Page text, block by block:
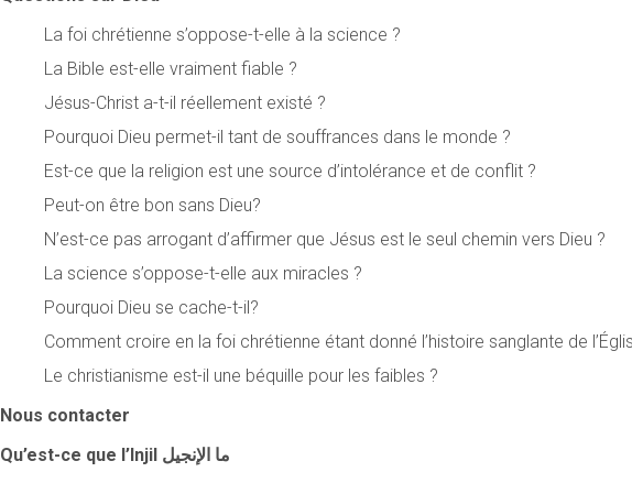
La foi chrétienne s’oppose-t-elle à la science ?
La Bible est-elle vraiment fiable ?
Jésus-Christ a-t-il réellement existé ?
Pourquoi Dieu permet-il tant de souffrances dans le monde ?
Est-ce que la religion est une source d’intolérance et de conflit ?
Peut-on être bon sans Dieu?
N’est-ce pas arrogant d’affirmer que Jésus est le seul chemin vers Dieu ?
La science s’oppose-t-elle aux miracles ?
Pourquoi Dieu se cache-t-il?
Comment croire en la foi chrétienne étant donné l’histoire sanglante de
Le christianisme est-il une béquille pour les faibles ?
Nous contacter
Qu’est-ce que l’Injil ما الإنجيل